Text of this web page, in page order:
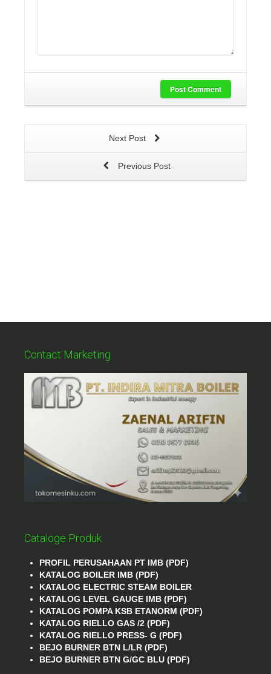
Post Comment
Next Post
Previous Post
Contact Marketing
Cataloge Produk
PROFIL PERUSAHAAN PT IMB (PDF)
KATALOG BOILER IMB (PDF)
KATALOG ELECTRIC STEAM BOILER
KATALOG LEVEL GAUGE IMB (PDF)
KATALOG POMPA KSB ETANORM (PDF)
KATALOG RIELLO GAS /2 (PDF)
KATALOG RIELLO PRESS- G (PDF)
BEJO BURNER BTN L/LR (PDF)
BEJO BURNER BTN G/GC BLU (PDF)